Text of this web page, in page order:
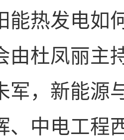
能热发电如
凤丽主持
军，新能源
、中电工程